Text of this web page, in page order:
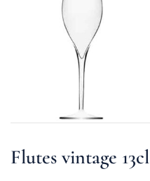
Flutes vintage 13cl